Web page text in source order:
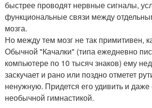
быстрее проводят нервные сигналы,
функциональные связи между
мозга.
Но между тем мозг не так примитивен,
Обычной "Качалки" (типа ежедневно
компьютере по 10 тысяч знаков) ему
заскучает и рано или поздно отметет
ненужную. Придется его удивить и
необычной гимнастикой.